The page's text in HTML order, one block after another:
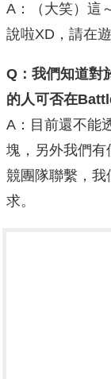
A：（大笑）這
說啦XD，請在
Q：我們知道對
的人可否在
A：目前還不能
塊，另外我們
競團隊聯繫，
求。